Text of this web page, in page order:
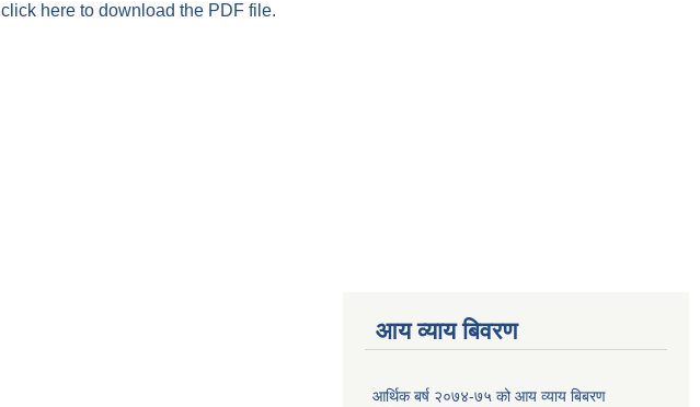
click here to download the PDF file.
आय व्याय बिवरण
आर्थिक बर्ष २०७४-७५ को आय व्याय बिबरण